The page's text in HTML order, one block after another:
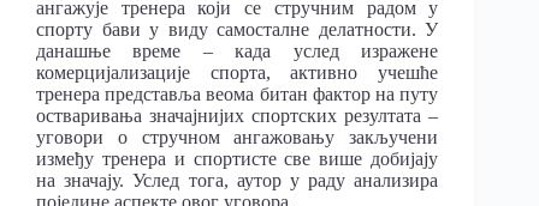
ангажује тренера који се стручним радом у
спорту бави у виду самосталне делатности. У
данашње време – када услед изражене
комерцијализације спорта, активно учешће
тренера представља веома битан фактор на путу
остваривања значајнијих спортских резултата –
уговори о стручном ангажовању закључени
између тренера и спортисте све више добијају
на значају. Услед тога, аутор у раду анализира